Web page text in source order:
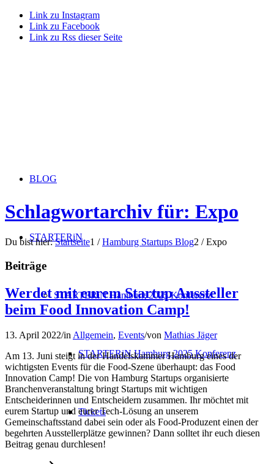
Link zu Instagram
Link zu Facebook
Link zu Rss dieser Seite
BLOG
STARTERiN
STARTERiN Hamburg 2025 Konferenz
STARTERiN Hamburg 2025 Konferenz
Tickets
Schlagwortarchiv für: Expo
Du bist hier: Startseite1 / Hamburg Startups Blog2 / Expo
Beiträge
Werdet mit eurem Startup Aussteller
beim Food Innovation Camp!
13. April 2022/inAllgemein, Events/von Mathias Jäger
Am 13. Juni steigt in der Handelskammer Hamburg eines der
wichtigsten Events für die Food-Szene überhaupt: das Food
Innovation Camp! Die von Hamburg Startups organisierte
Branchenveranstaltung bringt Startups mit wichtigen
Entscheiderinnen und Entscheidern zusammen. Ihr möchtet mit
eurem Startup und eurer Tech-Lösung an unserem
Gemeinschaftsstand dabei sein oder als Food-Produzent einen der
begehrten Ausstellerplätze gewinnen? Dann solltet ihr euch diesen
Beitrag genau durchlesen!